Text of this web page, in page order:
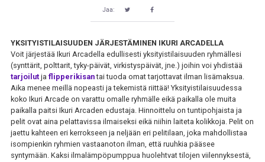
Jaa:
YKSITYISTILAISUUDEN JÄRJESTÄMINEN IKURI ARCADELLA
Voit järjestää Ikuri Arcadella edullisesti yksityistilaisuuden ryhmällesi
(synttärit, polttarit, tyky-päivät, virkistyspäivät, jne.) joihin voi yhdistää
tarjoilutja flipperikisantai tuoda omat tarjottavat ilman lisämaksua.
Aika menee meillä nopeasti ja tekemistä riittää! Yksityistilaisuudessa
koko Ikuri Arcade on varattu omalle ryhmälle eikä paikalla ole muita
paikalla paitsi Ikuri Arcaden edustaja. Hinnoittelu on tuntipohjaista ja
pelit ovat aina pelattavissa ilmaiseksi eikä niihin laiteta kolikkoja. Pelit on
jaettu kahteen eri kerrokseen ja neljään eri pelitilaan, joka mahdollistaa
isompienkin ryhmien vastaanoton ilman, että ruuhkia pääsee
syntymään. Kaksi ilmalämpöpumppua huolehtvat tilojen viilennyksestä,